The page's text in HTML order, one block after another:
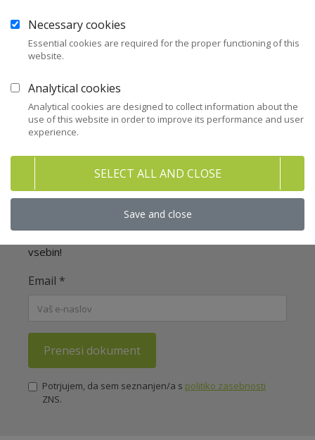
Postanite član ZNS Prijava v moj ZNS
Brezplačno prenesite celoten
dokument! (1/2)
Nečlanom omogočamo prenos dveh celotnih
dokumentov iz naše bogate knjižnice izobraževalnih
vsebin!
Email *
Prenesi dokument
Potrjujem, da sem seznanjen/a s politiko zasebnosti
ZNS.
Necessary cookies
Essential cookies are required for the proper functioning of this
website.
Analytical cookies
Analytical cookies are designed to collect information about the
use of this website in order to improve its performance and user
experience.
SELECT ALL AND CLOSE
Save and close